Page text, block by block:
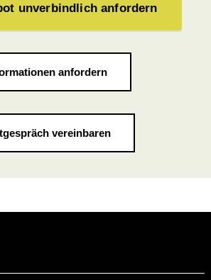
unverbindlich anfordern
anfordern
vereinbaren